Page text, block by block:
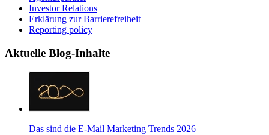
Investor Relations
Erklärung zur Barrierefreiheit
Reporting policy
Aktuelle Blog-Inhalte
Das sind die E-Mail Marketing Trends 2026